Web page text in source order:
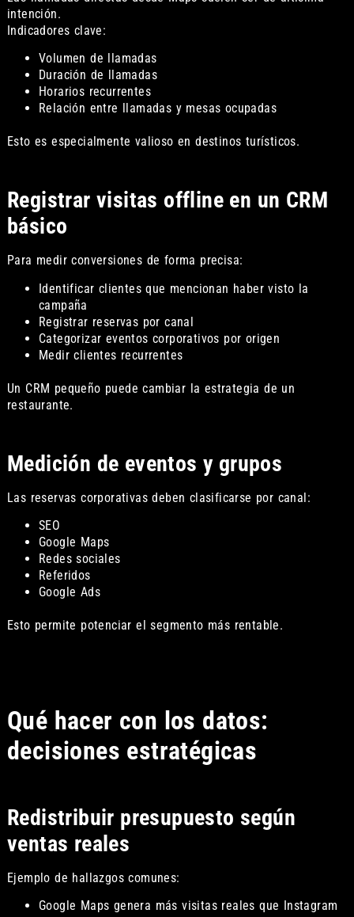
intención.
Indicadores clave:
Volumen de llamadas
Duración de llamadas
Horarios recurrentes
Relación entre llamadas y mesas ocupadas
Esto es especialmente valioso en destinos turísticos.
Registrar visitas offline en un CRM
básico
Para medir conversiones de forma precisa:
Identificar clientes que mencionan haber visto la
campaña
Registrar reservas por canal
Categorizar eventos corporativos por origen
Medir clientes recurrentes
Un CRM pequeño puede cambiar la estrategia de un
restaurante.
Medición de eventos y grupos
Las reservas corporativas deben clasificarse por canal:
SEO
Google Maps
Redes sociales
Referidos
Google Ads
Esto permite potenciar el segmento más rentable.
Qué hacer con los datos:
decisiones estratégicas
Redistribuir presupuesto según
ventas reales
Ejemplo de hallazgos comunes:
Google Maps genera más visitas reales que Instagram